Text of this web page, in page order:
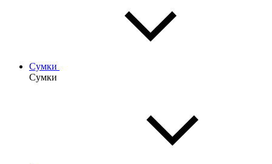
Сумки
Сумки